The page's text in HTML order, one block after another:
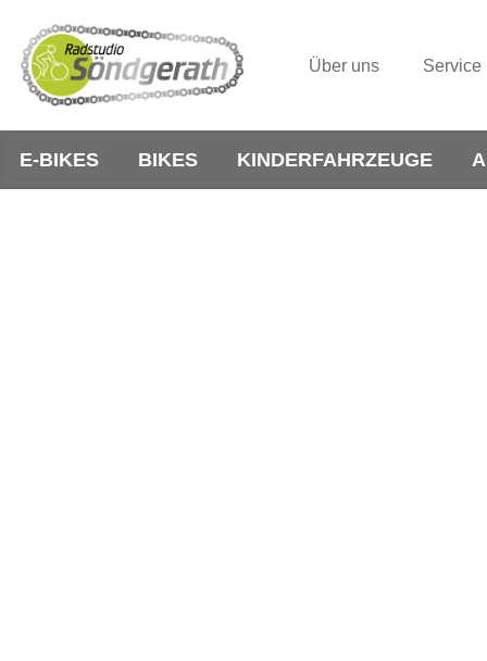
Über uns Service
E-BIKES BIKES KINDERFAHRZEUGE